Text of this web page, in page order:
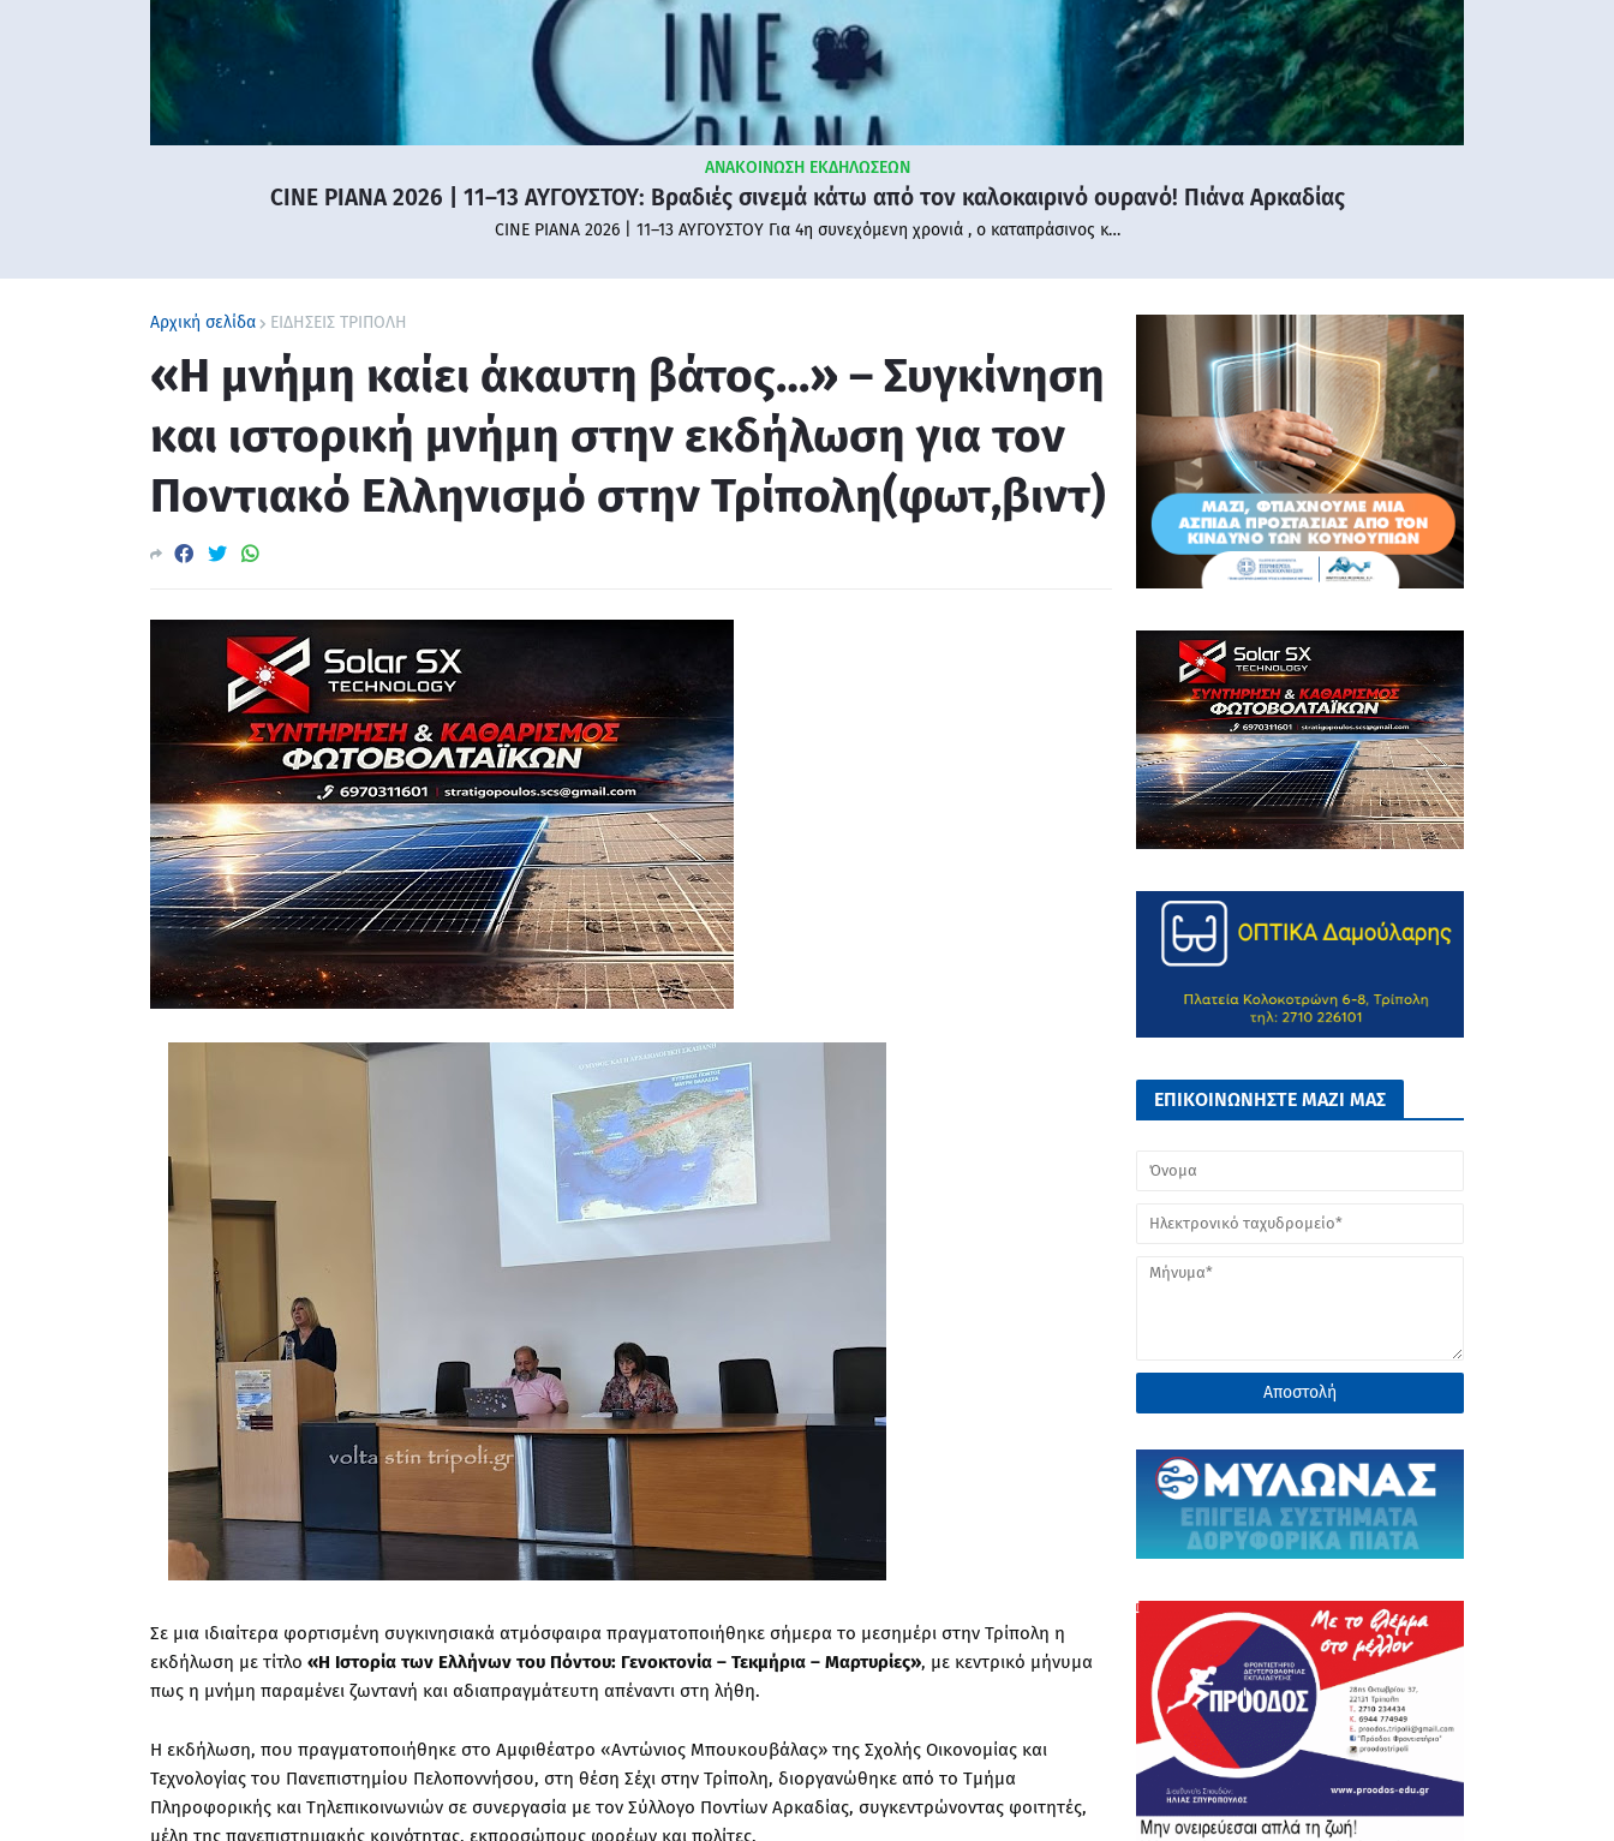
ΑΝΑΚΟΙΝΩΣΗ ΕΚΔΗΛΩΣΕΩΝ
CINE PIANA 2026 | 11–13 ΑΥΓΟΥΣΤΟΥ: Βραδιές σινεμά κάτω από τον καλοκαιρινό ουρανό! Πιάνα Αρκαδίας
CINE PIANA 2026 | 11–13 ΑΥΓΟΥΣΤΟΥ Για 4η συνεχόμενη χρονιά , ο καταπράσινος κ…
Αρχική σελίδα ΕΙΔΗΣΕΙΣ ΤΡΙΠΟΛΗ
«Η μνήμη καίει άκαυτη βάτος…» – Συγκίνηση
και ιστορική μνήμη στην εκδήλωση για τον
Ποντιακό Ελληνισμό στην Τρίπολη(φωτ,βιντ)
Σε μια ιδιαίτερα φορτισμένη συγκινησιακά ατμόσφαιρα πραγματοποιήθηκε σήμερα το μεσημέρι στην Τρίπολη η
εκδήλωση με τίτλο «Η Ιστορία των Ελλήνων του Πόντου: Γενοκτονία – Τεκμήρια – Μαρτυρίες», με κεντρικό μήνυμα
πως η μνήμη παραμένει ζωντανή και αδιαπραγμάτευτη απέναντι στη λήθη.
Η εκδήλωση, που πραγματοποιήθηκε στο Αμφιθέατρο «Αντώνιος Μπουκουβάλας» της Σχολής Οικονομίας και
Τεχνολογίας του Πανεπιστημίου Πελοποννήσου, στη θέση Σέχι στην Τρίπολη, διοργανώθηκε από το Τμήμα
Πληροφορικής και Τηλεπικοινωνιών σε συνεργασία με τον Σύλλογο Ποντίων Αρκαδίας, συγκεντρώνοντας φοιτητές,
μέλη της πανεπιστημιακής κοινότητας, εκπροσώπους φορέων και πολίτες.
ΕΠΙΚΟΙΝΩΝΗΣΤΕ ΜΑΖΙ ΜΑΣ